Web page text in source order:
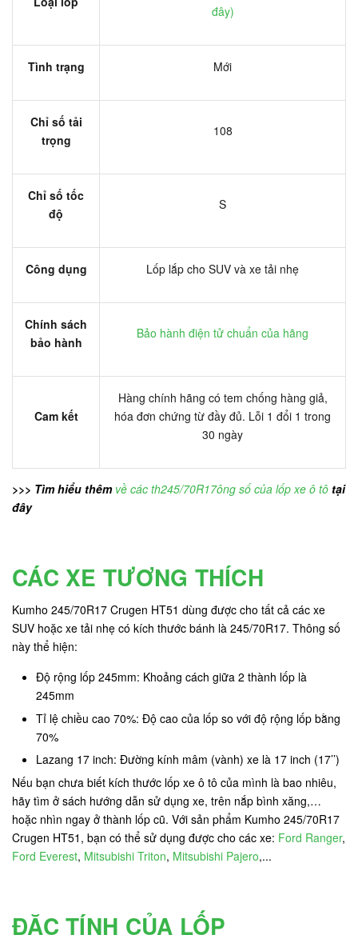
đây)
Tình trạng Mới
Chỉ số tải
trọng
108
Chỉ số tốc
độ
S
Công dụng Lốp lắp cho SUV và xe tải nhẹ
Chính sách
bảo hành
Bảo hành điện tử chuẩn của hãng
Cam kết
Hàng chính hãng có tem chống hàng giả,
hóa đơn chứng từ đầy đủ. Lỗi 1 đổi 1 trong
30 ngày
>>> Tìm hiểu thêm về các th245/70R17ông số của lốp xe ô tô tại
đây
CÁC XE TƯƠNG THÍCH
Kumho 245/70R17 Crugen HT51 dùng được cho tất cả các xe
SUV hoặc xe tải nhẹ có kích thước bánh là 245/70R17. Thông số
này thể hiện:
Độ rộng lốp 245mm: Khoảng cách giữa 2 thành lốp là
245mm
Tỉ lệ chiều cao 70%: Độ cao của lốp so với độ rộng lốp bằng
70%
Lazang 17 inch: Đường kính mâm (vành) xe là 17 inch (17’’)
Nếu bạn chưa biết kích thước lốp xe ô tô của mình là bao nhiêu,
hãy tìm ở sách hướng dẫn sử dụng xe, trên nắp bình xăng,…
hoặc nhìn ngay ở thành lốp cũ. Với sản phẩm Kumho 245/70R17
Crugen HT51, bạn có thể sử dụng được cho các xe: Ford Ranger,
Ford Everest, Mitsubishi Triton, Mitsubishi Pajero,...
ĐẶC TÍNH CỦA LỐP